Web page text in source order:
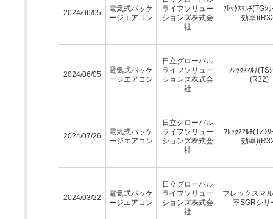
2024/06/05
電気式パッケ
ージエアコン
ライフソリュー
ションズ株式会
社
ﾌﾚｯｸｽﾏﾙﾁ(TGｼ
効率
2024/06/05
電気式パッケ
ージエアコン
日立グローバル
ライフソリュー
ションズ株式会
社
ﾌﾚｯｸｽﾏﾙﾁ(TS
(R32)
2024/07/26
電気式パッケ
ージエアコン
日立グローバル
ライフソリュー
ションズ株式会
社
ﾌﾚｯｸｽﾏﾙﾁ(TZｼ
効率
2024/03/22
電気式パッケ
ージエアコン
日立グローバル
ライフソリュー
ションズ株式会
社
フレックスマ
率SGRシリ